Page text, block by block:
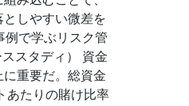
しやすい微差を
例で学ぶリスク管
スタディ） 資金
重要だ。総資金
あたりの賭け比率